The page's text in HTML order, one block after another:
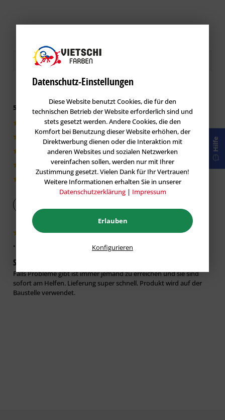
Kundenbewertungen / Erfahrungen
5 von 5 basieren auf 1 Bewertungen
1|100%
0|0%
0|0%
0|0%
0|0%
. ..
Service ist top schnelle Lieferung
Falls Probleme gibt ist immer jemand zu erreichen und sie sind
sofort am Helfen. Lieferung super schnell. Produkt wird auf der
Baustelle verwendet.
Hilfe
Datenschutz-Einstellungen
Diese Website benutzt Cookies, die für den
technischen Betrieb der Website erforderlich sind und
stets gesetzt werden. Andere Cookies, die den
Komfort bei Benutzung dieser Website erhöhen, der
Direktwerbung dienen oder die Interaktion mit
anderen Websites und sozialen Netzwerken
vereinfachen sollen, werden nur mit Ihrer
Zustimmung gesetzt. Vielen Dank für Ihr Vertrauen!
Weitere Informationen erhalten Sie in unserer
Datenschutzerklärung| Impressum
Erlauben
Konfigurieren